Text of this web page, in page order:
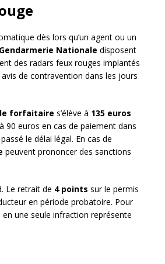
dès lors qu’un agent ou un
Gendarmerie Nationale disposent
des radars feux rouges implantés
de contravention dans les jours
forfaitaire s’élève à 135 euros
euros en cas de paiement dans
le délai légal. En cas de
peuvent prononcer des sanctions
Le retrait de 4 points sur le permis
en période probatoire. Pour
une seule infraction représente